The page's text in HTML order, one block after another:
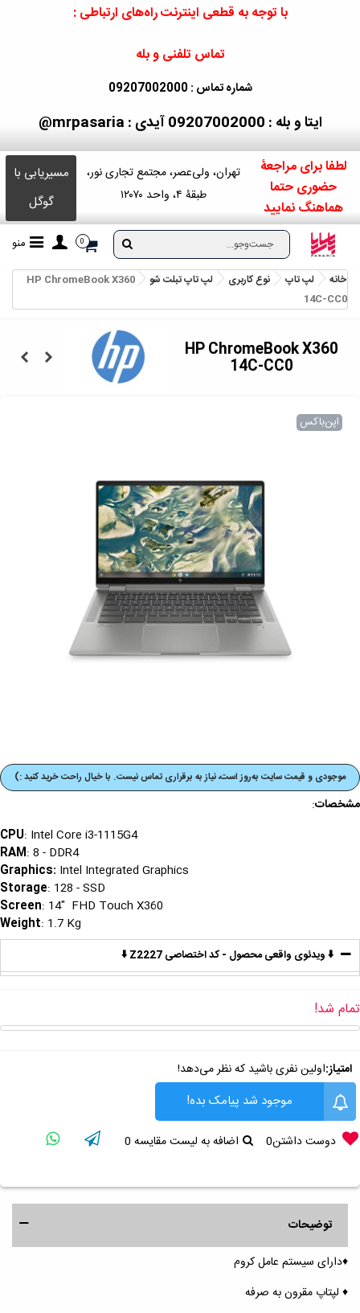
با توجه به قطعی اینترنت راه‌های ارتباطی :
تماس تلفنی و بله
شماره تماس : 09207002000
ایتا و بله : 09207002000 آیدی : mrpasaria@
لطفا برای مراجعۀ
حضوری حتما
هماهنگ نمایید
تهران، ولی‌عصر، مجتمع تجاری نور،
طبقۀ ۴، واحد ۱۲۰۷۰
مسیریابی با
گوگل
0 منو
خانه لپ تاپ نوع کاربری لپ تاپ تبلت شو
HP ChromeBook X360
14C-CC0
HP ChromeBook X360
14C-CC0
اپن‌باکس
موجودی و قیمت‌ سایت به‌روز است، نیاز به برقراری تماس نیست. با خیال راحت خرید کنید :)
مشخصات:
CPU: Intel Core i3-1115G4
RAM: 8 - DDR4
Graphics: Intel Integrated Graphics
Storage: 128 - SSD
Screen: 14" FHD Touch X360
Weight: 1.7 Kg
⬇️ ویدئوی واقعی محصول - کد اختصاصی Z2227 ⬇️
تمام شد!
امتیاز:اولین نفری باشید که نظر می‌دهد!
موجود شد پیامک بده!
دوست داشتن0 اضافه به لیست مقایسه 0
توضیحات
♦️دارای سیستم عامل کروم
♦️ لپتاپ مقرون به صرفه